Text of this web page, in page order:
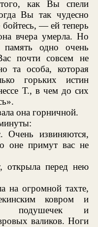
как Вы спели
Вы так чудесно
— ей теперь
вчера умерла. Но
одно очень
почти совсем не
та особа, которая
горьких истин
Т., в чем до сих
она горничной.
извиняются,
оне примут вас не
открыла перед нею
на огромной тахте,
ковром и
подушечек и
валиков. Ноги